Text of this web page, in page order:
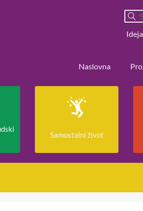
Ideja
Naslovna
Samostalni život